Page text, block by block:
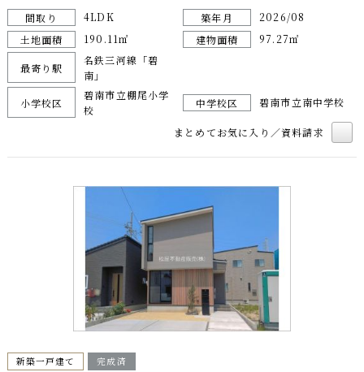
間取り 4LDK 築年月
2026/08
土地面積
190.11㎡ 建物面積 97.27㎡
最寄り駅
名鉄三河線「碧
南」
小学校区
碧南市立棚尾小学
校
中学校区 碧南市立南中学校
まとめてお気に入り／資料請求
新築一戸建て 完成済